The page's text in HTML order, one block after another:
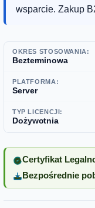
Certyfikat
Bezpośrednie
OKRES STOSOWANIA:
Bezterminowa
PLATFORMA:
Server
TYP LICENCJI:
Dożywotnia
wsparcie. Zakup